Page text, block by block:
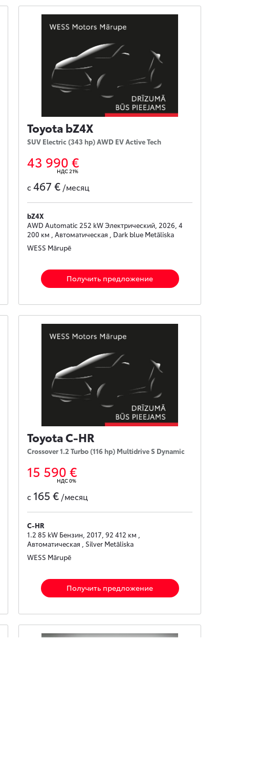
Toyota bZ4X
SUV Electric (343 hp) AWD EV Active Tech
43 990 €
НДС 21%
с467 € /месяц
bZ4X
AWD Automatic 252 kW Электрический, 2026, 4
200 км , Автоматическая , Dark blue Metāliska
WESS Mārupē
Получить предложение
Toyota C-HR
Crossover 1.2 Turbo (116 hp) Multidrive S Dynamic
15 590 €
НДС 0%
с 165 € /месяц
C-HR
1.2 85 kW Бензин, 2017, 92 412 км ,
Автоматическая , Silver Metāliska
WESS Mārupē
Получить предложение